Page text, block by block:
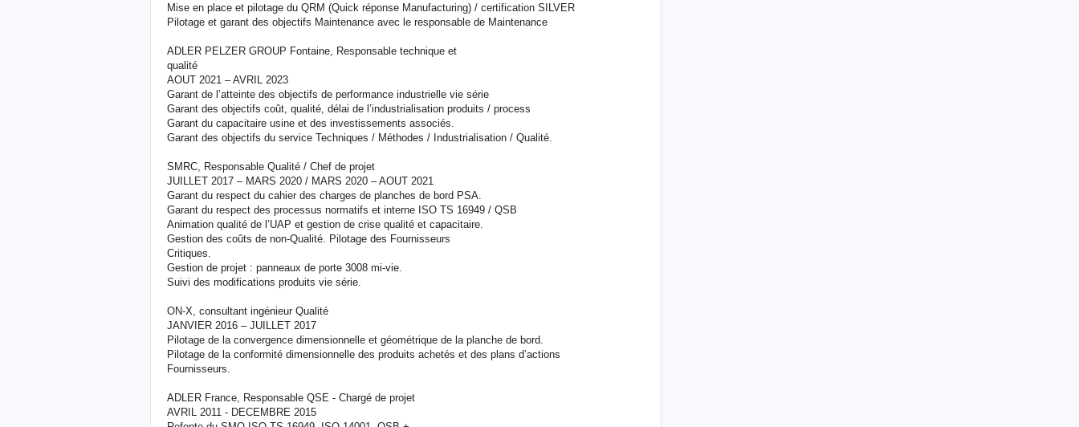
Mise en place et pilotage du QRM (Quick réponse Manufacturing) / certification SILVER
Pilotage et garant des objectifs Maintenance avec le responsable de Maintenance
ADLER PELZER GROUP Fontaine, Responsable technique et
qualité
AOUT 2021 – AVRIL 2023
Garant de l’atteinte des objectifs de performance industrielle vie série
Garant des objectifs coût, qualité, délai de l’industrialisation produits / process
Garant du capacitaire usine et des investissements associés.
Garant des objectifs du service Techniques / Méthodes / Industrialisation / Qualité.
SMRC, Responsable Qualité / Chef de projet
JUILLET 2017 – MARS 2020 / MARS 2020 – AOUT 2021
Garant du respect du cahier des charges de planches de bord PSA.
Garant du respect des processus normatifs et interne ISO TS 16949 / QSB
Animation qualité de l’UAP et gestion de crise qualité et capacitaire.
Gestion des coûts de non-Qualité. Pilotage des Fournisseurs
Critiques.
Gestion de projet : panneaux de porte 3008 mi-vie.
Suivi des modifications produits vie série.
ON-X, consultant ingénieur Qualité
JANVIER 2016 – JUILLET 2017
Pilotage de la convergence dimensionnelle et géométrique de la planche de bord.
Pilotage de la conformité dimensionnelle des produits achetés et des plans d’actions
Fournisseurs.
ADLER France, Responsable QSE - Chargé de projet
AVRIL 2011 - DECEMBRE 2015